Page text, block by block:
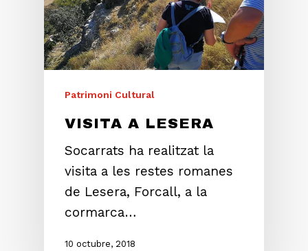
Patrimoni Cultural
VISITA A LESERA
Socarrats ha realitzat la
visita a les restes romanes
de Lesera, Forcall, a la
cormarca…
10 octubre, 2018